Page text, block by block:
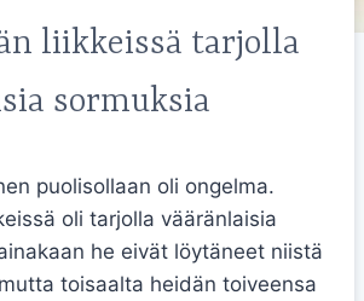
liikkeissä tarjolla
sormuksia
puolisollaan oli ongelma.
oli tarjolla vääränlaisia
he eivät löytäneet niistä
toisaalta heidän toiveensa